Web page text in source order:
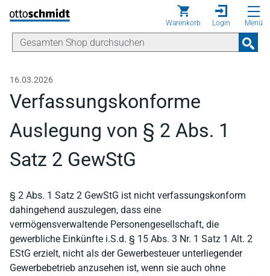
Direkt zum Inhalt
Warenkorb Login Menü
16.03.2026
Verfassungskonforme
Auslegung von § 2 Abs. 1
Satz 2 GewStG
§ 2 Abs. 1 Satz 2 GewStG ist nicht verfassungskonform
dahingehend auszulegen, dass eine
vermögensverwaltende Personengesellschaft, die
gewerbliche Einkünfte i.S.d. § 15 Abs. 3 Nr. 1 Satz 1 Alt. 2
EStG erzielt, nicht als der Gewerbesteuer unterliegender
Gewerbebetrieb anzusehen ist, wenn sie auch ohne